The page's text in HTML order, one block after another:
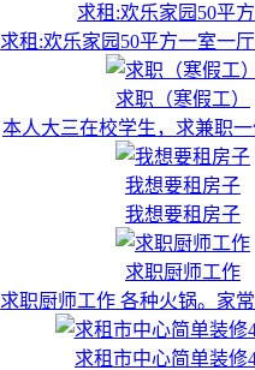
求租:欢乐家园50平
求租:欢乐家园50平方一室一
求职（寒假工）
本人大三在校学生，求兼职
我想要租房子
我想要租房子
求职厨师工作
求职厨师工作 各种火锅。家
求租市中心简单装修